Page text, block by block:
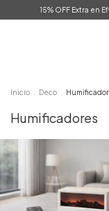
15% OFF Extra en
Inicio Deco
Humificadores